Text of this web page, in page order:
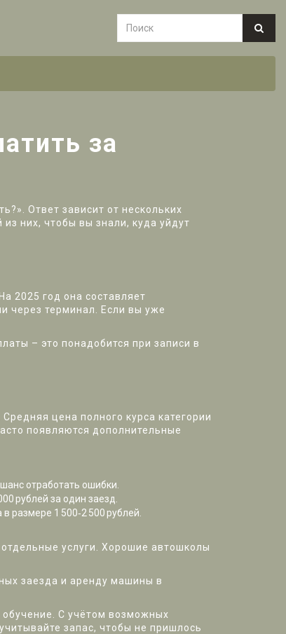
за
Ответ зависит от нескольких
них, чтобы вы знали, куда уйдут
2025 год она составляет
через терминал. Если вы уже
– это понадобится при записи в
цена полного курса категории
появляются дополнительные
отработать ошибки.
рублей за один заезд.
размере 1 500‑2 500 рублей.
услуги. Хорошие автошколы
заезда и аренду машины в
обучение. С учётом возможных
запас, чтобы не пришлось